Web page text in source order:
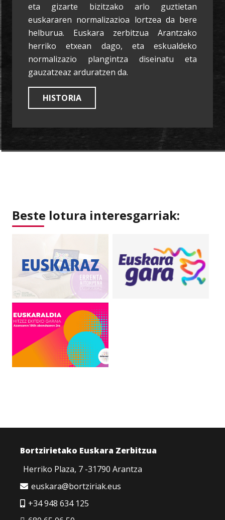
eta gizarte bizitzako arlo guztietan
euskararen normalizazioa lortzea da bere
helburua. Euskara zerbitzua Arantzako
herriko etxean dago, eta eskualdeko
normalizazio plangintza diseinatu eta
gauzatzeaz arduratzen da.
HISTORIA
Beste lotura interesgarriak:
Bortzirietako Euskara Zerbitzua
Herriko Plaza, 7 -31790 Arantza
euskara@bortziriak.eus
+34 948 634 125